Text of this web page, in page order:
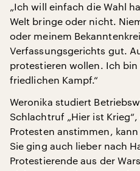
„Ich will einfach die Wahl
Welt bringe oder nicht.
oder meinem
Verfassungsgerichts gut.
protestieren wollen. Ich
friedlichen Kampf.“
Weronika studiert
Schlachtruf „Hier ist
Protesten anstimmen,
Sie ging auch lieber nach
Protestierende aus der